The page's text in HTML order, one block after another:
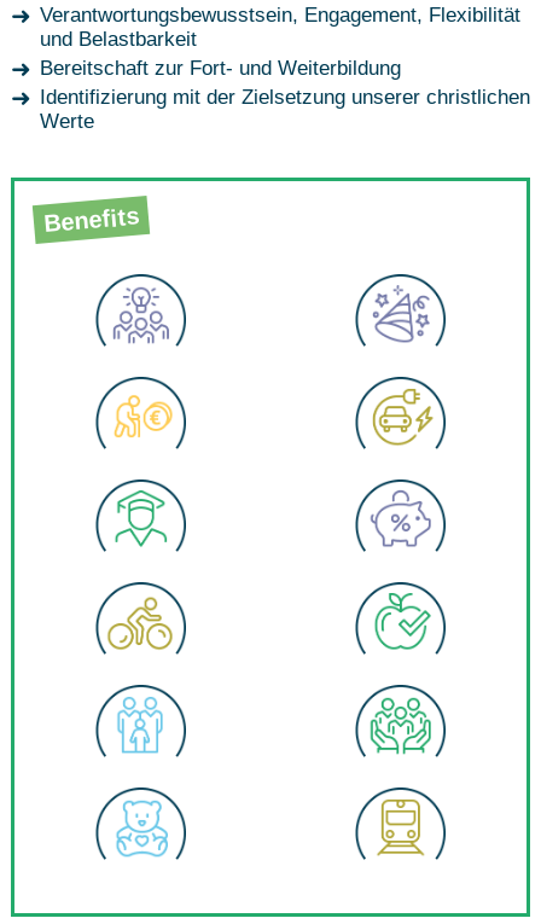
Verantwortungsbewusstsein, Engagement, Flexibilität
und Belastbarkeit
Bereitschaft zur Fort- und Weiterbildung
Identifizierung mit der Zielsetzung unserer christlichen
Werte
Benefits